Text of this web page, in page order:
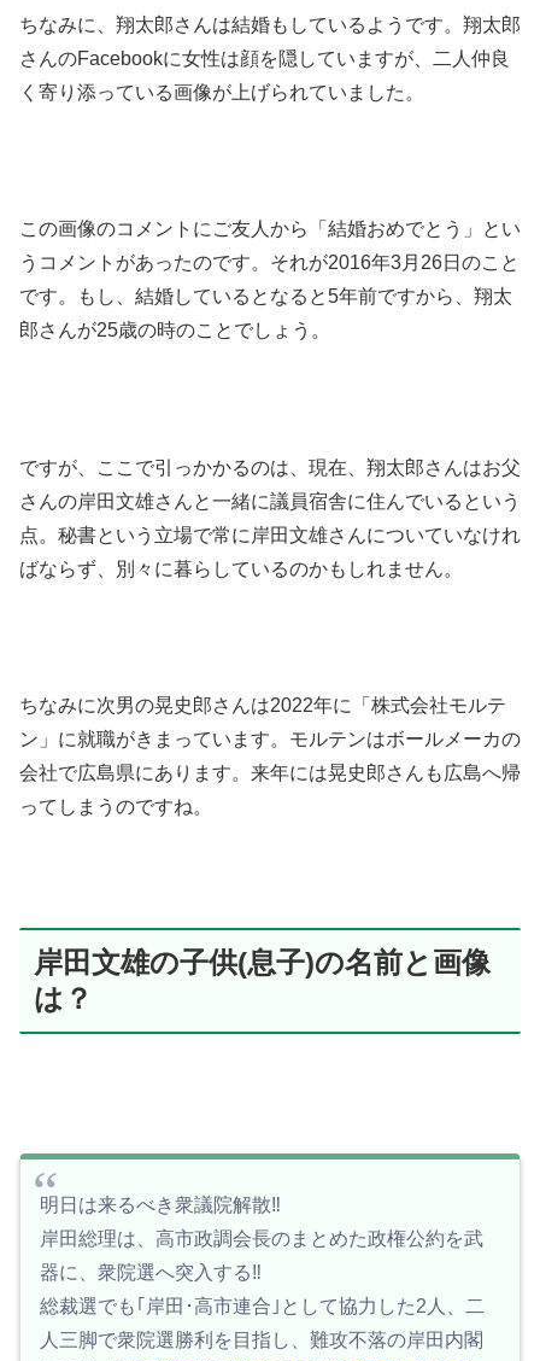
ちなみに、翔太郎さんは結婚もしているようです。翔太郎
さんのFacebookに女性は顔を隠していますが、二人仲良
く寄り添っている画像が上げられていました。
この画像のコメントにご友人から「結婚おめでとう」とい
うコメントがあったのです。それが2016年3月26日のこと
です。もし、結婚しているとなると5年前ですから、翔太
郎さんが25歳の時のことでしょう。
ですが、ここで引っかかるのは、現在、翔太郎さんはお父
さんの岸田文雄さんと一緒に議員宿舎に住んでいるという
点。秘書という立場で常に岸田文雄さんについていなけれ
ばならず、別々に暮らしているのかもしれません。
ちなみに次男の晃史郎さんは2022年に「株式会社モルテ
ン」に就職がきまっています。モルテンはボールメーカの
会社で広島県にあります。来年には晃史郎さんも広島へ帰
ってしまうのですね。
岸田文雄の子供(息子)の名前と画像
は？
明日は来るべき衆議院解散‼️
岸田総理は、高市政調会長のまとめた政権公約を武
器に、衆院選へ突入する‼️
総裁選でも｢岸田･高市連合｣として協力した2人、二
人三脚で衆院選勝利を目指し、難攻不落の岸田内閣